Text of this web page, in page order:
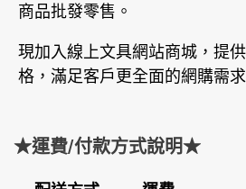
商品批發零售。
現加入線上文具網站商城，提
格，滿足客戶更全面的網購需求
★運費/付款方式說明★